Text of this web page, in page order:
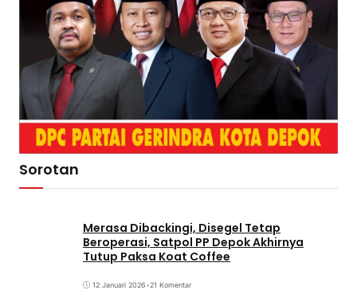
Sorotan
Merasa Dibackingi, Disegel Tetap
Beroperasi, Satpol PP Depok Akhirnya
Tutup Paksa Koat Coffee
12 Januari 2026•21 Komentar